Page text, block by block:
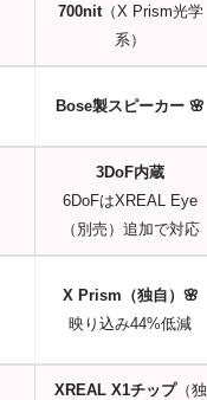
700nit（X Prism光学
系）
Bose製スピーカー 🌸
3DoF内蔵
6DoFはXREAL Eye
（別売）追加で対応
X Prism（独自）🌸
映り込み44%低減
XREAL X1チップ（独